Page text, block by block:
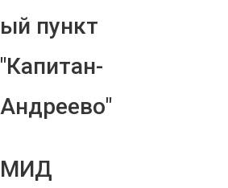
ый пункт
"Капитан-
Андреево"
МИД